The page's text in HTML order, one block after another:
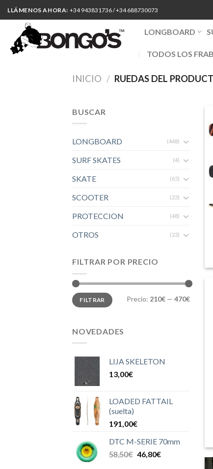
to
content
LLÁMENOS AHORA: +34 943831736 / +34 688730073
LONGBOARD
TODOS LOS
INICIO / RUEDAS DEL
BUSCAR
LONGBOARD (448)
SURF SKATES (4)
SKATE (65)
SCOOTER (23)
PROTECCION (48)
OTROS (23)
FILTRAR POR PRECIO
Precio
mínimo
Precio
máximo
FILTRAR Precio: 210€ — 470€
NOVEDADES
LIJA SKELETON
13,00€
LOADED FATTAIL
(suelta)
191,00€
DTC M-SERIE 70mm
58,50€ El
46,80€El